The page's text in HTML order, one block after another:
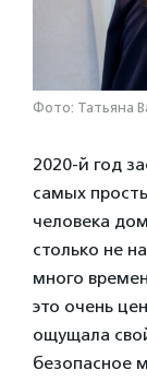
Фото: Татьяна
2020-й год
самых
человека
столько не
много
это очень
ощущала
безопасное